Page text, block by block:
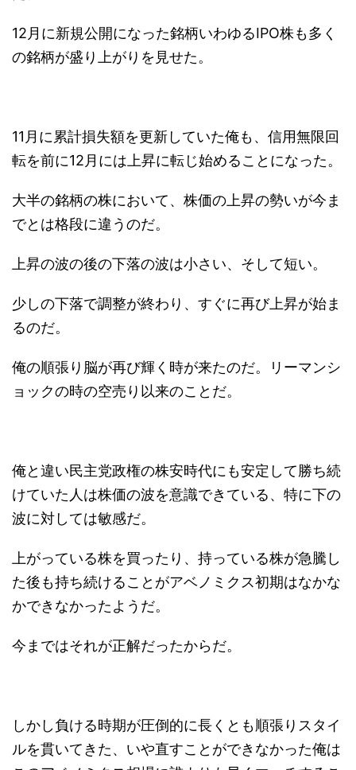
12月に新規公開になった銘柄いわゆるIPO株も多く
の銘柄が盛り上がりを見せた。
11月に累計損失額を更新していた俺も、信用無限回
転を前に12月には上昇に転じ始めることになった。
大半の銘柄の株において、株価の上昇の勢いが今ま
でとは格段に違うのだ。
上昇の波の後の下落の波は小さい、そして短い。
少しの下落で調整が終わり、すぐに再び上昇が始ま
るのだ。
俺の順張り脳が再び輝く時が来たのだ。リーマンシ
ョックの時の空売り以来のことだ。
俺と違い民主党政権の株安時代にも安定して勝ち続
けていた人は株価の波を意識できている、特に下の
波に対しては敏感だ。
上がっている株を買ったり、持っている株が急騰し
た後も持ち続けることがアベノミクス初期はなかな
かできなかったようだ。
今まではそれが正解だったからだ。
しかし負ける時期が圧倒的に長くとも順張りスタイ
ルを貫いてきた、いや直すことができなかった俺は